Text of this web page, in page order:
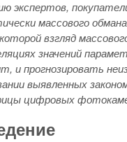
экспертов,
массового
взгляд
значений
и прогнозировать
выявленных
цифровых